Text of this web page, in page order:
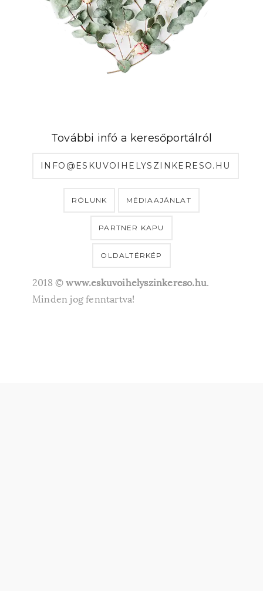
További infó a keresőportálról
INFO@ESKUVOIHELYSZINKERESO.HU
RÓLUNK MÉDIAAJÁNLAT
PARTNER KAPU
OLDALTÉRKÉP
2018 ©www.eskuvoihelyszinkereso.hu.
Minden jog fenntartva!